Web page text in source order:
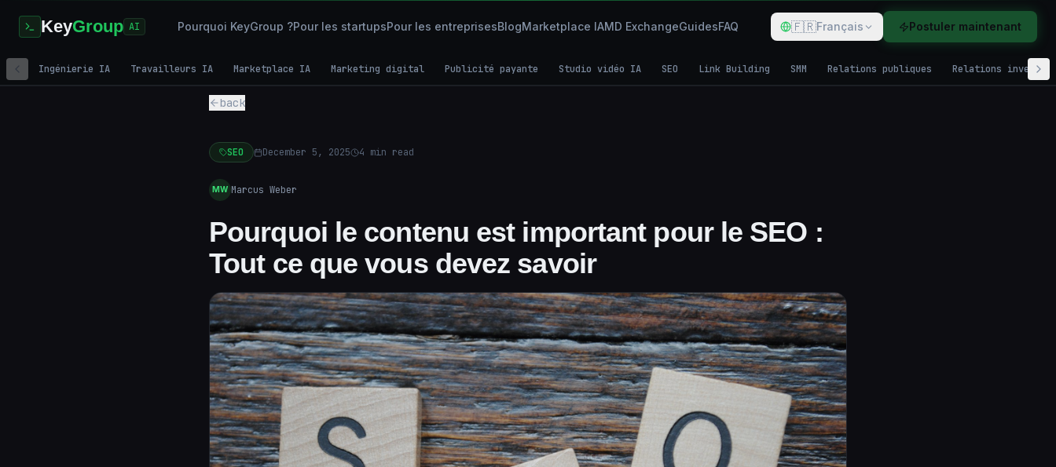
KeyGroup AI Pourquoi KeyGroup ?Pour les startupsPour les entreprisesBlogMarketplace IAMD ExchangeGuidesFAQ 🇫🇷Français Postuler maintenant
Ingénierie IA Travailleurs IA Marketplace IA Marketing digital Publicité payante Studio vidéo IA SEO Link Building SMM Relations publiques Relations
back
SEO December 5, 2025 4 min read
MW Marcus Weber
Pourquoi le contenu est important pour le SEO :
Tout ce que vous devez savoir